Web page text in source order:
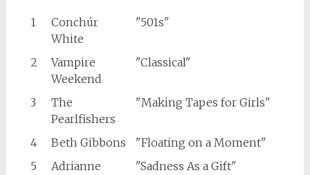
1
Conchúr
White
"501s"
2
Vampire
Weekend
"Classical"
3
The
Pearlfishers
"Making Tapes for Girls"
4 Beth Gibbons
"Floating on a Moment"
5
Adrianne
"Sadness As a Gift"